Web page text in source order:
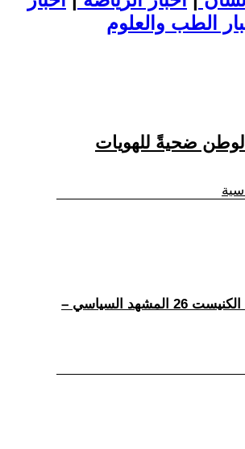
(2) في الطريق إلى الكنيست 26 المشهد السياسي –